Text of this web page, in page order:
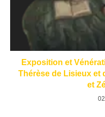
Exposition et
Thérèse de Lisieux et
et